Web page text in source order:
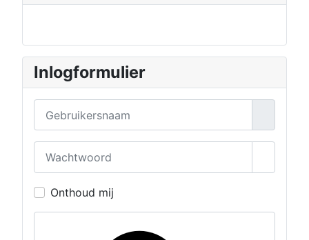
Inlogformulier
Onthoud mij